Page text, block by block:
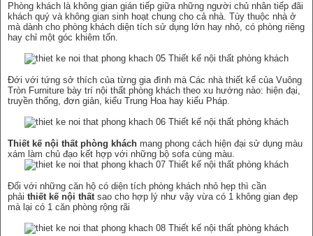
Phòng khách là không gian gián tiếp giữa những người chủ nhân tiếp đãi
khách quý và không gian sinh hoạt chung cho cả nhà. Tùy thuộc nhà ở
mà dành cho phòng khách diện tích sử dụng lớn hay nhỏ, có phòng riêng
hay chỉ một góc khiêm tốn.
Đới với tứng sở thích của từng gia đình mà Các nhà thiết kế của Vuông
Tròn Furniture bày trí nội thất phòng khách theo xu hướng nào: hiện đại,
truyền thống, đơn giản, kiểu Trung Hoa hay kiểu Pháp.
Thiết kế nội thất phòng khách mang phong cách hiện đại sử dụng màu
xám làm chủ đạo kết hợp với những bộ sofa cùng màu.
Đối với những căn hộ có diện tích phòng khách nhỏ hẹp thì cần
phải thiết kế nội thấtsao cho hợp lý như vậy vừa có 1 không gian đẹp
mà lại có 1 căn phòng rộng rãi